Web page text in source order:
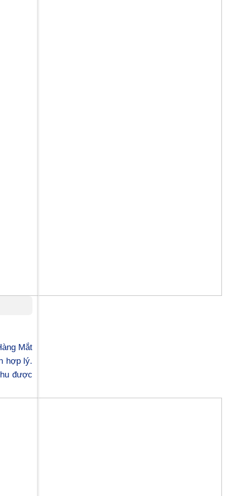
Mắt
hợp lý.
được